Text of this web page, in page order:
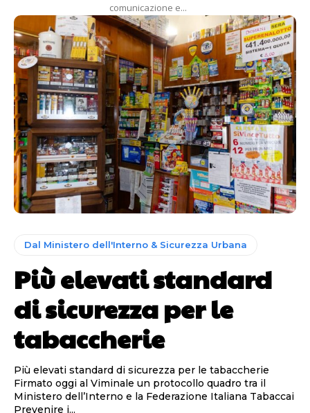
comunicazione e...
Dal Ministero dell'Interno & Sicurezza Urbana
Più elevati standard
di sicurezza per le
tabaccherie
Più elevati standard di sicurezza per le tabaccherie
Firmato oggi al Viminale un protocollo quadro tra il
Ministero dell’Interno e la Federazione Italiana Tabaccai
Prevenire i...